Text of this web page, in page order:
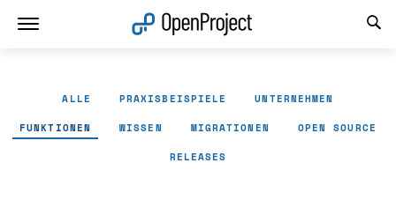
ALLE PRAXISBEISPIELE UNTERNEHMEN
FUNKTIONEN WISSEN MIGRATIONEN OPEN SOURCE
RELEASES
Link in neuem Tab öffnen